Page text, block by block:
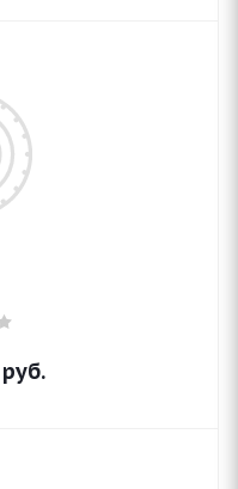
руб.